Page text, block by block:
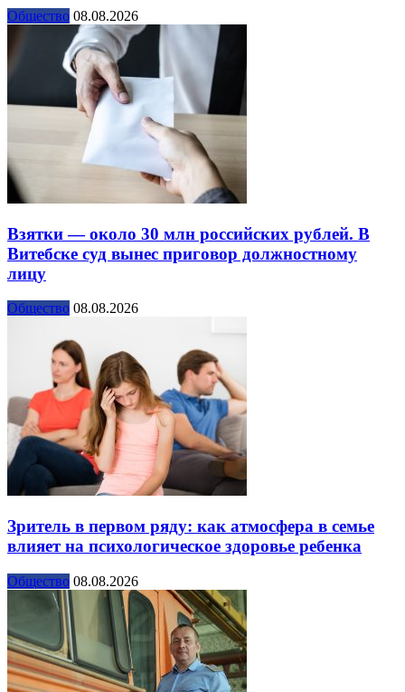
Общество 08.08.2026
Взятки — около 30 млн российских рублей. В
Витебске суд вынес приговор должностному
лицу
Общество 08.08.2026
Зритель в первом ряду: как атмосфера в семье
влияет на психологическое здоровье ребенка
Общество 08.08.2026